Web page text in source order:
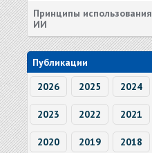
Принципы использования
ИИ
Публикации
2026
2025 2024
2023 2022 2021
2020 2019 2018